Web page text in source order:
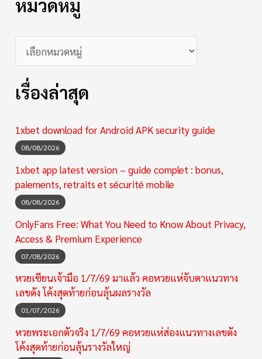
หมวดหมู่
เรื่องล่าสุด
1xbet download for Android APK security guide
08/08/2026
1xbet app latest version – guide complet : bonus,
paiements, retraits et sécurité mobile
08/08/2026
OnlyFans Free: What You Need to Know About Privacy,
Access & Premium Experience
07/08/2026
หวยเซียนเจ้ามือ 1/7/69 มาแล้ว คอหวยแห่จับตาแนวทาง
เลขดัง โค้งสุดท้ายก่อนลุ้นผลรางวัล
01/07/2026
หวยพระเอกตัวจริง 1/7/69 คอหวยแห่ส่องแนวทางเลขดัง
โค้งสุดท้ายก่อนลุ้นรางวัลใหญ่